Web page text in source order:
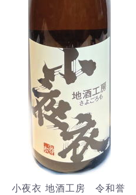
小夜衣 地酒工房 令和誉